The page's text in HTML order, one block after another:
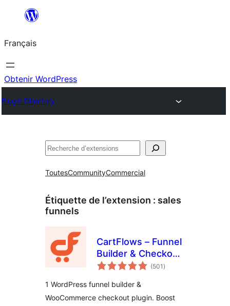
contenu
Français
Obtenir WordPress
Plugin Directory
Rechercher
ToutesCommunityCommercial
Étiquette de l’extension : sales
funnels
CartFlows – Funnel
Builder & Checkout
Plugin for
(501 notes
en
)
1 WordPress funnel builder &
WooCommerce checkout plugin. Boost